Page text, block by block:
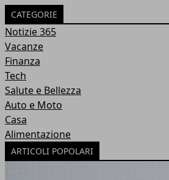
CATEGORIE
Notizie 365
Vacanze
Finanza
Tech
Salute e Bellezza
Auto e Moto
Casa
Alimentazione
ARTICOLI POPOLARI